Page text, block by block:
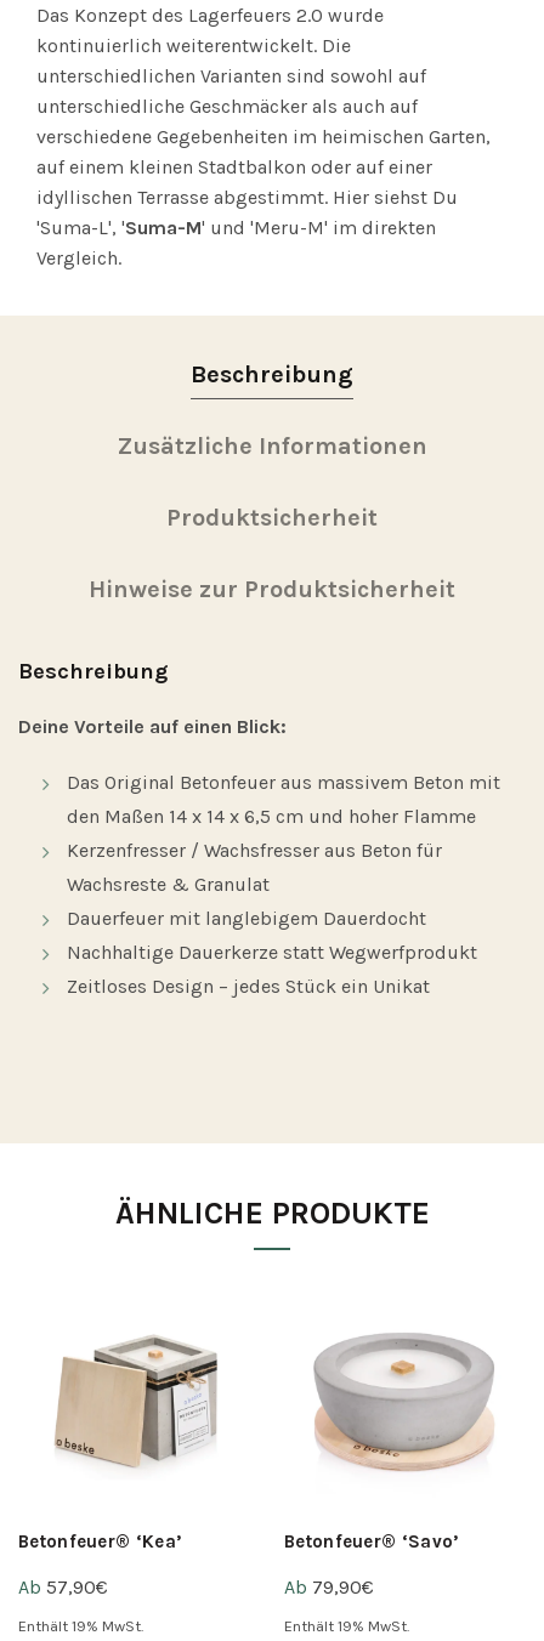
Das Konzept des Lagerfeuers 2.0 wurde
kontinuierlich weiterentwickelt. Die
unterschiedlichen Varianten sind sowohl auf
unterschiedliche Geschmäcker als auch auf
verschiedene Gegebenheiten im heimischen Garten,
auf einem kleinen Stadtbalkon oder auf einer
idyllischen Terrasse abgestimmt. Hier siehst Du
'Suma-L', 'Suma-M' und 'Meru-M' im direkten
Vergleich.
Beschreibung
Zusätzliche Informationen
Produktsicherheit
Hinweise zur Produktsicherheit
Beschreibung
Deine Vorteile auf einen Blick:
Das Original Betonfeuer aus massivem Beton mit
den Maßen 14 x 14 x 6,5 cm und hoher Flamme
Kerzenfresser / Wachsfresser aus Beton für
Wachsreste & Granulat
Dauerfeuer mit langlebigem Dauerdocht
Nachhaltige Dauerkerze statt Wegwerfprodukt
Zeitloses Design – jedes Stück ein Unikat
ÄHNLICHE PRODUKTE
Betonfeuer® ‘Kea’
Ab 57,90€
Enthält 19% MwSt.
Betonfeuer® ‘Savo’
Ab 79,90€
Enthält 19% MwSt.